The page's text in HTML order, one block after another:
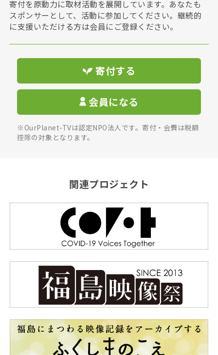
寄付を原動力に取材活動を展開しています。あなたも
スポンサーとして、活動に参加してください。継続的
に支援いただける方は会員にご登録ください。
寄付する
会員になる
※OurPlanet-TVは認定NPO法人です。寄付・会費は税額
控除の対象となります。
関連プロジェクト